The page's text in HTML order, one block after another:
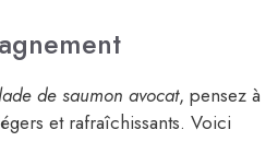
de saumon avocat, pensez à
et rafraîchissants. Voici